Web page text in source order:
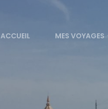
ACCUEIL MES VOYAGES